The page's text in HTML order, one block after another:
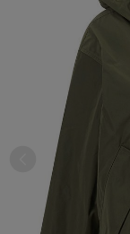
ームウェア (535)
(2005)
アシーム
adidas
アディダス